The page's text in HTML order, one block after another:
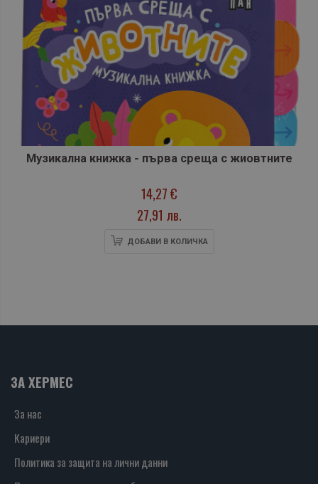
Музикална книжка - първа среща с жиовтните
14,27 €
27,91 лв.
ДОБАВИ В КОЛИЧКА
ЗА ХЕРМЕС
За нас
Кариери
Политика за защита на лични данни